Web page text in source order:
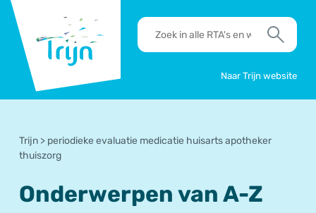
Trijn
RTA's
en
Zoek
Naar Trijn website
Trijn > periodieke evaluatie medicatie huisarts apotheker
thuiszorg
Onderwerpen van A-Z